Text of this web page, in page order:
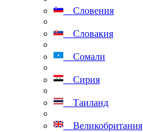
Словения
Словакия
Сомали
Сирия
Таиланд
Великобритания